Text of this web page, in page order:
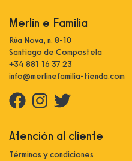
Merlín e Familia
Rúa Nova, n. 8-10
Santiago de Compostela
+34 881 16 37 23
info@merlinefamilia-tienda.com
Atención al cliente
Términos y condiciones